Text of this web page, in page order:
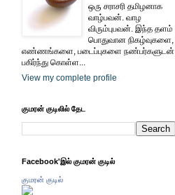
ஒரு சராசரி தமிழனாக
வாழ்பவன். வாழ
விரும்புபவன். இந்த தளம்
பொதுவான நிகழ்வுகளை,
எண்ணங்களை, படைப்புகளை நண்பர்களுடன்
பகிர்ந்து கொள்ள...
View my complete profile
குமரன் குடிலில் தேட
Facebook'இல் குமரன் குடில்
குமரன் குடில்